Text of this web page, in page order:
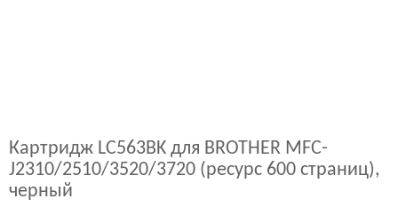
Картридж LC563BK для BROTHER MFC-
J2310/2510/3520/3720 (ресурс 600 страниц),
черный